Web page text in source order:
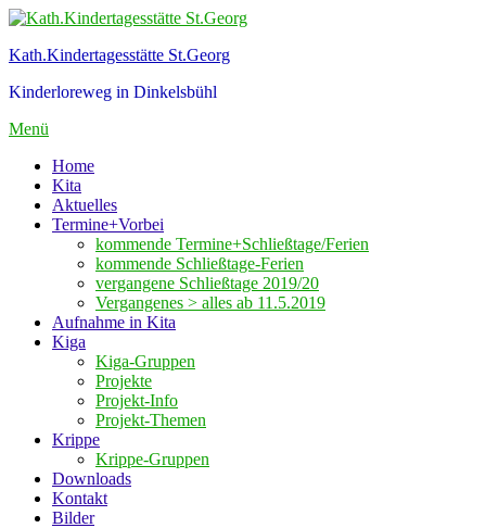
Zum
springen
Kath.Kindertagesstätte St.Georg
Kinderloreweg in Dinkelsbühl
Menü
Home
Kita
Aktuelles
Termine+Vorbei
kommende Termine+Schließtage/Ferien
kommende Schließtage-Ferien
vergangene Schließtage 2019/20
Vergangenes > alles ab 11.5.2019
Aufnahme in Kita
Kiga
Kiga-Gruppen
Projekte
Projekt-Info
Projekt-Themen
Krippe
Krippe-Gruppen
Downloads
Kontakt
Bilder